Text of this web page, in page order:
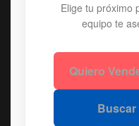
Elige tu próximo
equipo te
Quiero
Buscar